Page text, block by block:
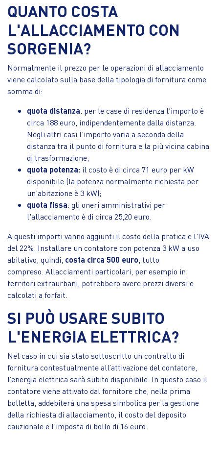
QUANTO COSTA
L'ALLACCIAMENTO CON
SORGENIA?
Normalmente il prezzo per le operazioni di allacciamento
viene calcolato sulla base della tipologia di fornitura come
somma di:
quota distanza: per le case di residenza l'importo è
circa 188 euro, indipendentemente dalla distanza.
Negli altri casi l'importo varia a seconda della
distanza tra il punto di fornitura e la più vicina cabina
di trasformazione;
quota potenza: il costo è di circa 71 euro per kW
disponibile (la potenza normalmente richiesta per
un'abitazione è 3 kW);
quota fissa: gli oneri amministrativi per
l'allacciamento è di circa 25,20 euro.
A questi importi vanno aggiunti il costo della pratica e l'IVA
del 22%. Installare un contatore con potenza 3 kW a uso
abitativo, quindi, costa circa 500 euro , tutto
compreso. Allacciamenti particolari, per esempio in
territori extraurbani, potrebbero avere prezzi diversi e
calcolati a forfait.
SI PUÒ USARE SUBITO
L'ENERGIA ELETTRICA?
Nel caso in cui sia stato sottoscritto un contratto di
fornitura contestualmente all’attivazione del contatore,
l’energia elettrica sarà subito disponibile. In questo caso il
contatore viene attivato dal fornitore che, nella prima
bolletta, addebiterà una spesa simbolica per la gestione
della richiesta di allacciamento, il costo del deposito
cauzionale e l'imposta di bollo di 16 euro.